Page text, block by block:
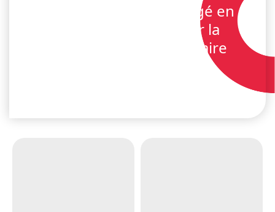
Un engagement partagé en
faveur de l’emploi sur la
plateforme aéroportuaire